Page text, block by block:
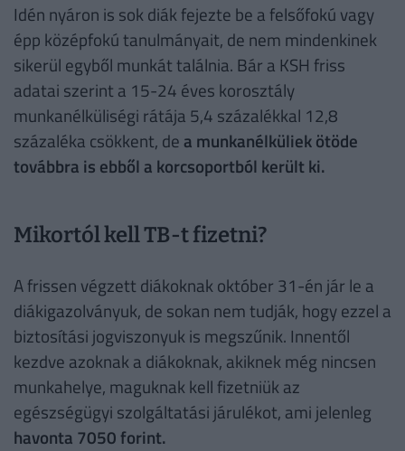
Idén nyáron is sok diák fejezte be a felsőfokú vagy
épp középfokú tanulmányait, de nem mindenkinek
sikerül egyből munkát találnia. Bár a KSH friss
adatai szerint a 15-24 éves korosztály
munkanélküliségi rátája 5,4 százalékkal 12,8
százaléka csökkent, de a munkanélküliek ötöde
továbbra is ebből a korcsoportból került ki.
Mikortól kell TB-t fizetni?
A frissen végzett diákoknak október 31-én jár le a
diákigazolványuk, de sokan nem tudják, hogy ezzel a
biztosítási jogviszonyuk is megszűnik. Innentől
kezdve azoknak a diákoknak, akiknek még nincsen
munkahelye, maguknak kell fizetniük az
egészségügyi szolgáltatási járulékot, ami jelenleg
havonta 7050 forint.